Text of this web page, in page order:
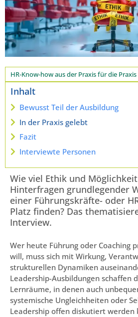
HR-Know-how aus der Praxis für die Praxis
Inhalt
Bewusst Teil der Ausbildung
In der Praxis gelebt
Fazit
Interviewte Personen
Wie viel Ethik und
Hinterfragen grundlegender
einer Führungskräfte- oder
Platz finden? Das
Interview.
Wer heute Führung oder Coaching
will, muss sich mit Wirkung,
strukturellen Dynamiken
Leadership-Ausbildungen schaffen
Lernräume, in denen auch
systemische Ungleichheiten oder
Leadership offen diskutiert werden